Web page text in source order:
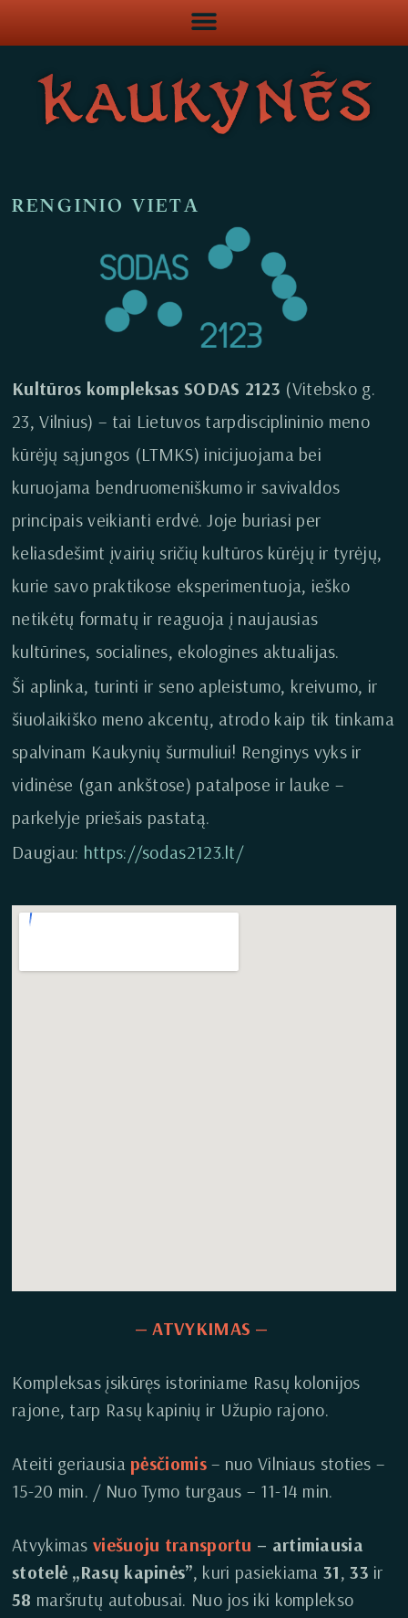
RENGINIO VIETA
Kultūros kompleksas SODAS 2123 (Vitebsko g.
23, Vilnius) – tai Lietuvos tarpdisciplininio meno
kūrėjų sąjungos (LTMKS) inicijuojama bei
kuruojama bendruomeniškumo ir savivaldos
principais veikianti erdvė. Joje buriasi per
keliasdešimt įvairių sričių kultūros kūrėjų ir tyrėjų,
kurie savo praktikose eksperimentuoja, ieško
netikėtų formatų ir reaguoja į naujausias
kultūrines, socialines, ekologines aktualijas.
Ši aplinka, turinti ir seno apleistumo, kreivumo, ir
šiuolaikiško meno akcentų, atrodo kaip tik tinkama
spalvinam Kaukynių šurmuliui! Renginys vyks ir
vidinėse (gan ankštose) patalpose ir lauke –
parkelyje priešais pastatą.
Daugiau: https://sodas2123.lt/
— ATVYKIMAS —
Kompleksas įsikūręs istoriniame Rasų kolonijos
rajone, tarp Rasų kapinių ir Užupio rajono.
Ateiti geriausia pėsčiomis – nuo Vilniaus stoties –
15-20 min. / Nuo Tymo turgaus – 11-14 min.
Atvykimas viešuoju transportu – artimiausia
stotelė „Rasų kapinės”, kuri pasiekiama31,33 ir
58 maršrutų autobusai. Nuo jos iki komplekso